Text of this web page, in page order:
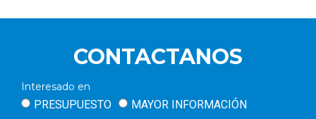
CONTACTANOS
Interesado en
PRESUPUESTO MAYOR INFORMACIÓN